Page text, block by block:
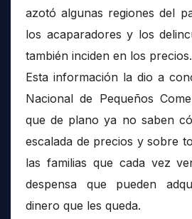
azotó algunas regiones del
los acaparadores y los
también inciden en los precios.
Esta información la dio a
Nacional de Pequeños
que de plano ya no saben
escalada de precios y sobre
las familias que cada vez
despensa que pueden
dinero que les queda.